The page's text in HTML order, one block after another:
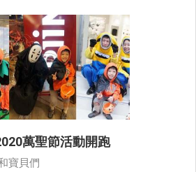
萬聖節活動開跑
寶貝們